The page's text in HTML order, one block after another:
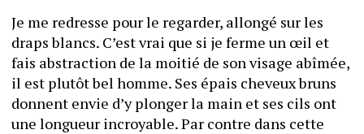
Je me redresse pour le regarder, allongé sur les
draps blancs. C’est vrai que si je ferme un œil et
fais abstraction de la moitié de son visage abîmée,
il est plutôt bel homme. Ses épais cheveux bruns
donnent envie d’y plonger la main et ses cils ont
une longueur incroyable. Par contre dans cette